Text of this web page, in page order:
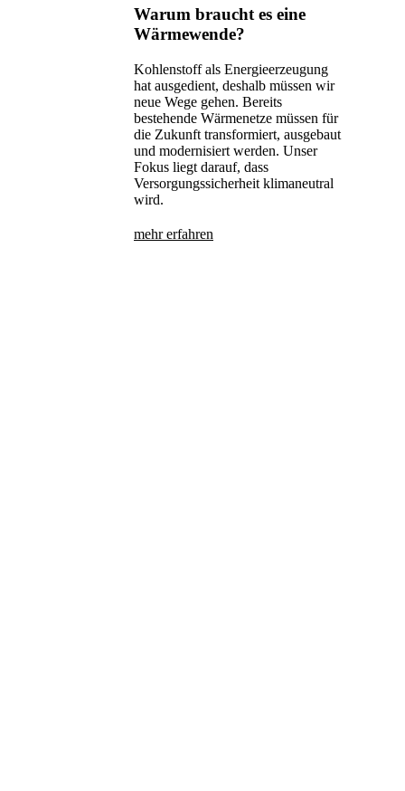
Warum braucht es eine
Wärmewende?
Kohlenstoff als Energieerzeugung
hat ausgedient, deshalb müssen wir
neue Wege gehen. Bereits
bestehende Wärmenetze müssen für
die Zukunft transformiert, ausgebaut
und modernisiert werden. Unser
Fokus liegt darauf, dass
Versorgungssicherheit klimaneutral
wird.
mehr erfahren